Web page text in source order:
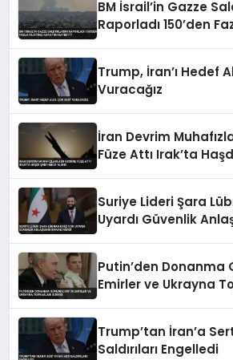
BM İsrail’in Gazze
Raporladı 150’den
Trump, İran’ı Hedef
Vuracağız
İran Devrim
Füze Attı Irak’ta
Suriye Lideri Şara
Uyardı Güvenlik
Putin’den Donanma
Emirler ve Ukrayna
Trump’tan İran’a
Saldırıları Engelledi